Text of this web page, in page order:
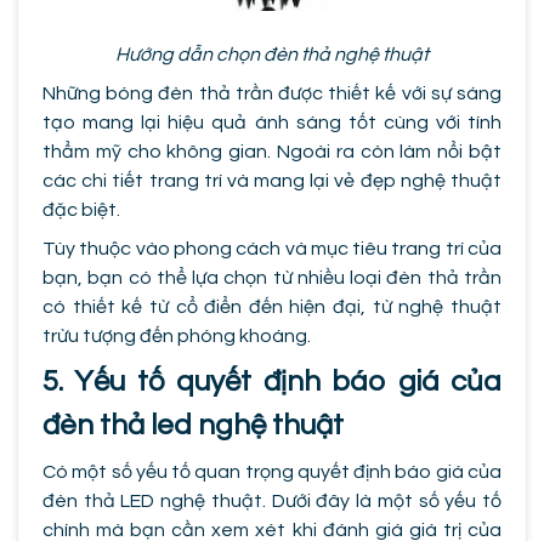
Hướng dẫn chọn đèn thả nghệ thuật
Những bóng đèn thả trần được thiết kế với sự sáng
tạo mang lại hiệu quả ánh sáng tốt cùng với tính
thẩm mỹ cho không gian. Ngoài ra còn làm nổi bật
các chi tiết trang trí và mang lại vẻ đẹp nghệ thuật
đặc biệt.
Tùy thuộc vào phong cách và mục tiêu trang trí của
bạn, bạn có thể lựa chọn từ nhiều loại đèn thả trần
có thiết kế từ cổ điển đến hiện đại, từ nghệ thuật
trừu tượng đến phóng khoáng.
5. Yếu tố quyết định báo giá của
đèn thả led nghệ thuật
Có một số yếu tố quan trọng quyết định báo giá của
đèn thả LED nghệ thuật. Dưới đây là một số yếu tố
chính mà bạn cần xem xét khi đánh giá giá trị của